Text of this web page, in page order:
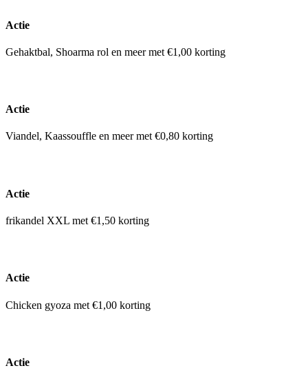
Actie
Gehaktbal, Shoarma rol en meer met €1,00 korting
Actie
Viandel, Kaassouffle en meer met €0,80 korting
Actie
frikandel XXL met €1,50 korting
Actie
Chicken gyoza met €1,00 korting
Actie